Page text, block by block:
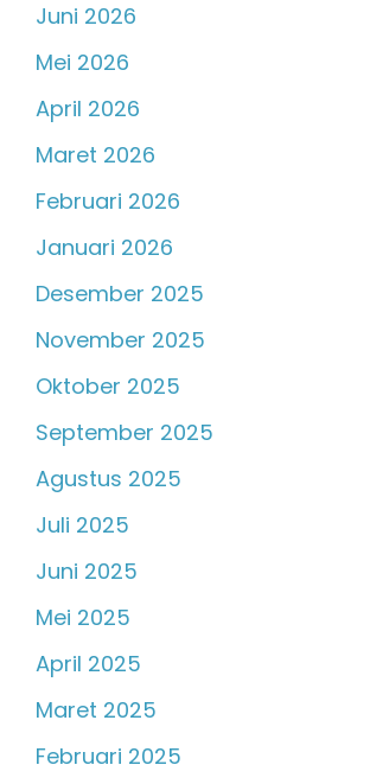
Juni 2026
Mei 2026
April 2026
Maret 2026
Februari 2026
Januari 2026
Desember 2025
November 2025
Oktober 2025
September 2025
Agustus 2025
Juli 2025
Juni 2025
Mei 2025
April 2025
Maret 2025
Februari 2025